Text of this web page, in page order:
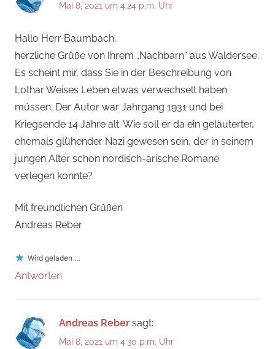
Mai 8, 2021 um 4:24 p.m. Uhr
Hallo Herr Baumbach,
herzliche Grüße von Ihrem „Nachbarn“ aus Waldersee.
Es scheint mir, dass Sie in der Beschreibung von
Lothar Weises Leben etwas verwechselt haben
müssen. Der Autor war Jahrgang 1931 und bei
Kriegsende 14 Jahre alt. Wie soll er da ein geläuterter,
ehemals glühender Nazi gewesen sein, der in seinem
jungen Alter schon nordisch-arische Romane
verlegen konnte?
Mit freundlichen Grüßen
Andreas Reber
Wird geladen …
Antworten
Andreas Reber sagt:
Mai 8, 2021 um 4:30 p.m. Uhr